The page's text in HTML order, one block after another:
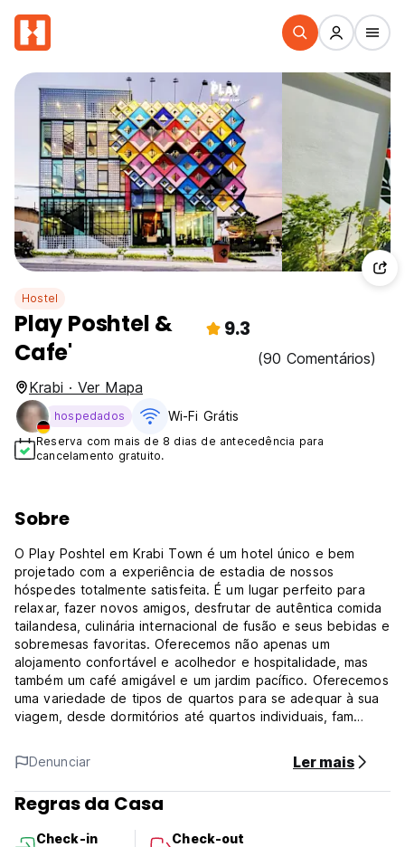
Hostel
Play Poshtel &
Cafe'
9.3
(90 Comentários)
Krabi · Ver Mapa
hospedados Wi-Fi Grátis
Reserva com mais de 8 dias de antecedência para
cancelamento gratuito.
Sobre
O Play Poshtel em Krabi Town é um hotel único e bem
projetado com a experiência de estadia de nossos
hóspedes totalmente satisfeita. É um lugar perfeito para
relaxar, fazer novos amigos, desfrutar de autêntica comida
tailandesa, culinária internacional de fusão e seus bebidas e
sobremesas favoritas. Oferecemos não apenas um
alojamento confortável e acolhedor e hospitalidade, mas
também um café amigável e um jardim pacífico. Oferecemos
uma variedade de tipos de quartos para se adequar à sua
viagem, desde dormitórios até quartos individuais, fam
Denunciar
Ler mais
Regras da Casa
Check-in
Check-out